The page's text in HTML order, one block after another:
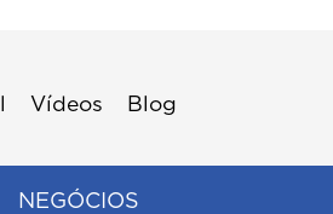
Vídeos Blog
NEGÓCIOS